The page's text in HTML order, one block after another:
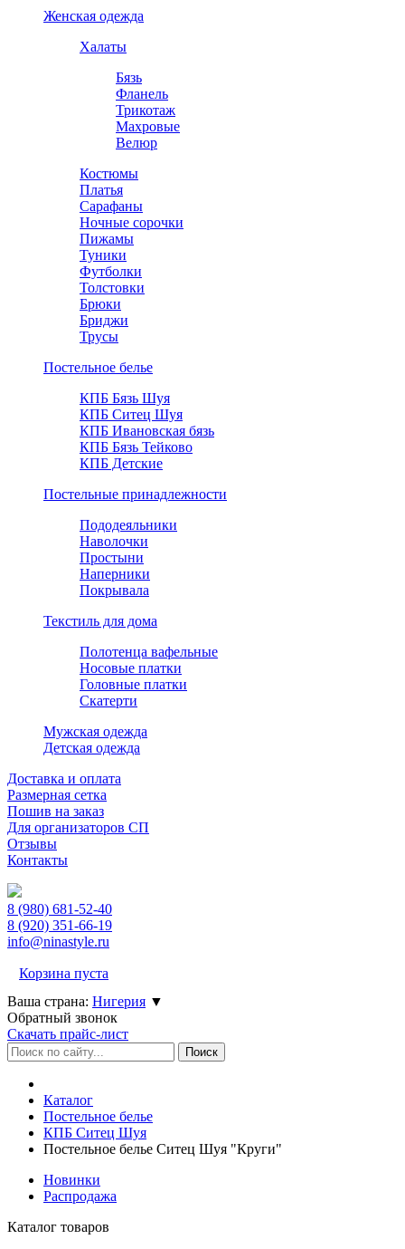
Женская одежда
Халаты
Бязь
Фланель
Трикотаж
Махровые
Велюр
Костюмы
Платья
Сарафаны
Ночные сорочки
Пижамы
Туники
Футболки
Толстовки
Брюки
Бриджи
Трусы
Постельное белье
КПБ Бязь Шуя
КПБ Ситец Шуя
КПБ Ивановская бязь
КПБ Бязь Тейково
КПБ Детские
Постельные принадлежности
Пододеяльники
Наволочки
Простыни
Наперники
Покрывала
Текстиль для дома
Полотенца вафельные
Носовые платки
Головные платки
Скатерти
Мужская одежда
Детская одежда
Доставка и оплата
Размерная сетка
Пошив на заказ
Для организаторов СП
Отзывы
Контакты
8 (980) 681-52-40
8 (920) 351-66-19
info@ninastyle.ru
Корзина пуста
Ваша страна: Нигерия ▼
Обратный звонок
Скачать прайс-лист
Каталог
Постельное белье
КПБ Ситец Шуя
Постельное белье Ситец Шуя "Круги"
Новинки
Распродажа
Каталог товаров